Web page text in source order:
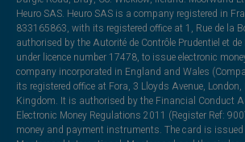
Heuro SAS. Heuro SAS is a company registered in
833165863, with its registered office at 1, Rue de la
authorised by the Autorité de Contrôle Prudentiel et
under licence number 17478, to issue electronic
company incorporated in England and Wales
its registered office at Fora, 3 Lloyds Avenue, London,
Kingdom. It is authorised by the Financial Conduct
Electronic Money Regulations 2011 (Register Ref:
money and payment instruments. The card is issued